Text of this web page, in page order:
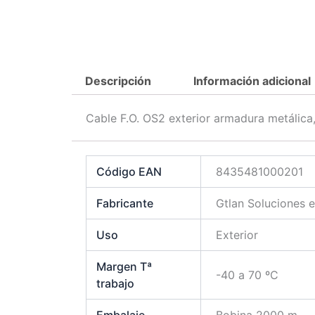
Descripción Información adicional
Cable F.O. OS2 exterior armadura
Código EAN 8435481000201
Fabricante Gtlan Soluciones
Uso Exterior
Margen Tª
trabajo
-40 a 70 ºC